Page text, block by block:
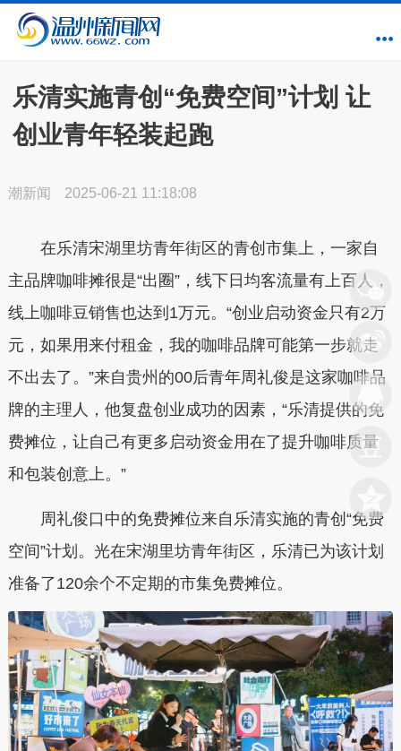
乐清实施青创“免费空间”计划 让
创业青年轻装起跑
潮新闻 2025-06-21 11:18:08
在乐清宋湖里坊青年街区的青创市集上，一家自
主品牌咖啡摊很是“出圈”，线下日均客流量有上百人，
线上咖啡豆销售也达到1万元。“创业启动资金只有2万
元，如果用来付租金，我的咖啡品牌可能第一步就走
不出去了。”来自贵州的00后青年周礼俊是这家咖啡品
牌的主理人，他复盘创业成功的因素，“乐清提供的免
费摊位，让自己有更多启动资金用在了提升咖啡质量
和包装创意上。”
周礼俊口中的免费摊位来自乐清实施的青创“免费
空间”计划。光在宋湖里坊青年街区，乐清已为该计划
准备了120余个不定期的市集免费摊位。